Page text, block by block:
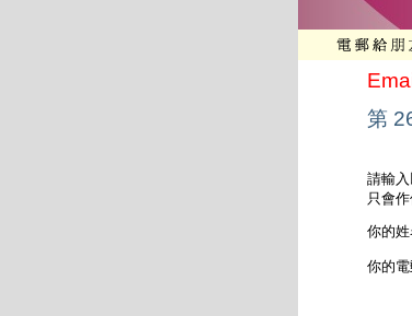
第
請輸
只會
你的
你的電